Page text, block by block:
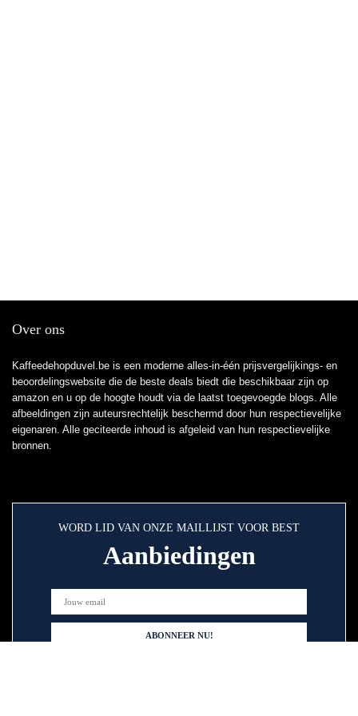
Over ons
Kaffeedehopduvel.be is een moderne alles-in-één prijsvergelijkings- en
beoordelingswebsite die de beste deals biedt die beschikbaar zijn op
amazon en u op de hoogte houdt via de laatst toegevoegde blogs. Alle
afbeeldingen zijn auteursrechtelijk beschermd door hun respectievelijke
eigenaren. Alle geciteerde inhoud is afgeleid van hun respectievelijke
bronnen.
WORD LID VAN ONZE MAILLIJST VOOR BEST
Aanbiedingen